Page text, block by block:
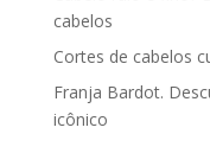
cabelos
Cortes de cabelos
Franja Bardot.
icônico